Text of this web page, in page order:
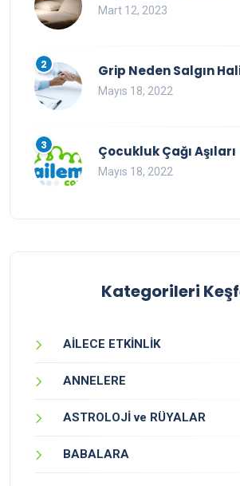
Mart 12, 2023
2 Grip Neden Salgın
Mayıs 18, 2022
3 Çocukluk Çağı Aşıları
Mayıs 18, 2022
Kategorileri
AİLECE ETKİNLİK
ANNELERE
ASTROLOJİ ve RÜYALAR
BABALARA